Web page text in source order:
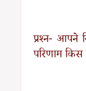
प्रश्न- आपने
परिणाम